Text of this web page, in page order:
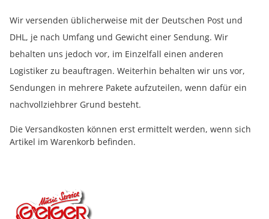
Wir versenden üblicherweise mit der Deutschen Post und
DHL, je nach Umfang und Gewicht einer Sendung. Wir
behalten uns jedoch vor, im Einzelfall einen anderen
Logistiker zu beauftragen. Weiterhin behalten wir uns vor,
Sendungen in mehrere Pakete aufzuteilen, wenn dafür ein
nachvollziehbrer Grund besteht.
Die Versandkosten können erst ermittelt werden, wenn sich
Artikel im Warenkorb befinden.